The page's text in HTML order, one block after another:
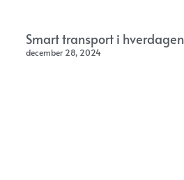
Smart transport i hverdagen
december 28, 2024